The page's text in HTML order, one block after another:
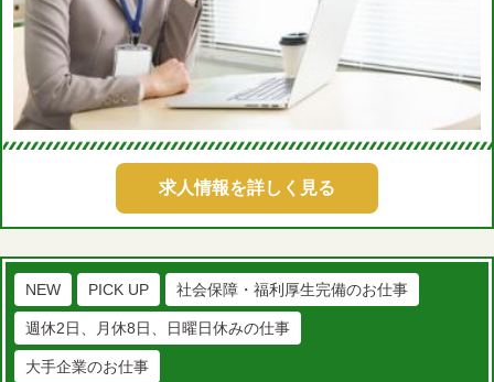
求人情報を詳しく見る
NEW PICK UP 社会保障・福利厚生完備のお仕事
週休2日、月休8日、日曜日休みの仕事
大手企業のお仕事